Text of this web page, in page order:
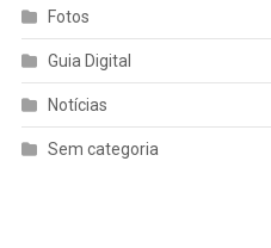
Fotos
Guia Digital
Notícias
Sem categoria